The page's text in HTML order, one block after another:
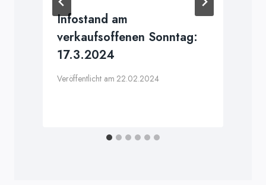
Infostand am
verkaufsoffenen Sonntag:
17.3.2024
Veröffentlicht am 22.02.2024